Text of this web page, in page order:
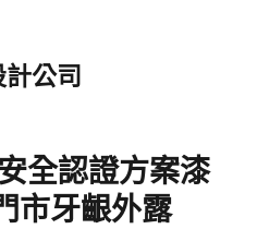
公司
全認證方案漆
市牙齦外露